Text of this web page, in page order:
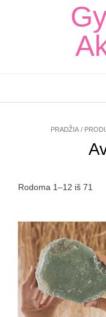
PRADŽIA /
Rodoma 1–12 iš 71